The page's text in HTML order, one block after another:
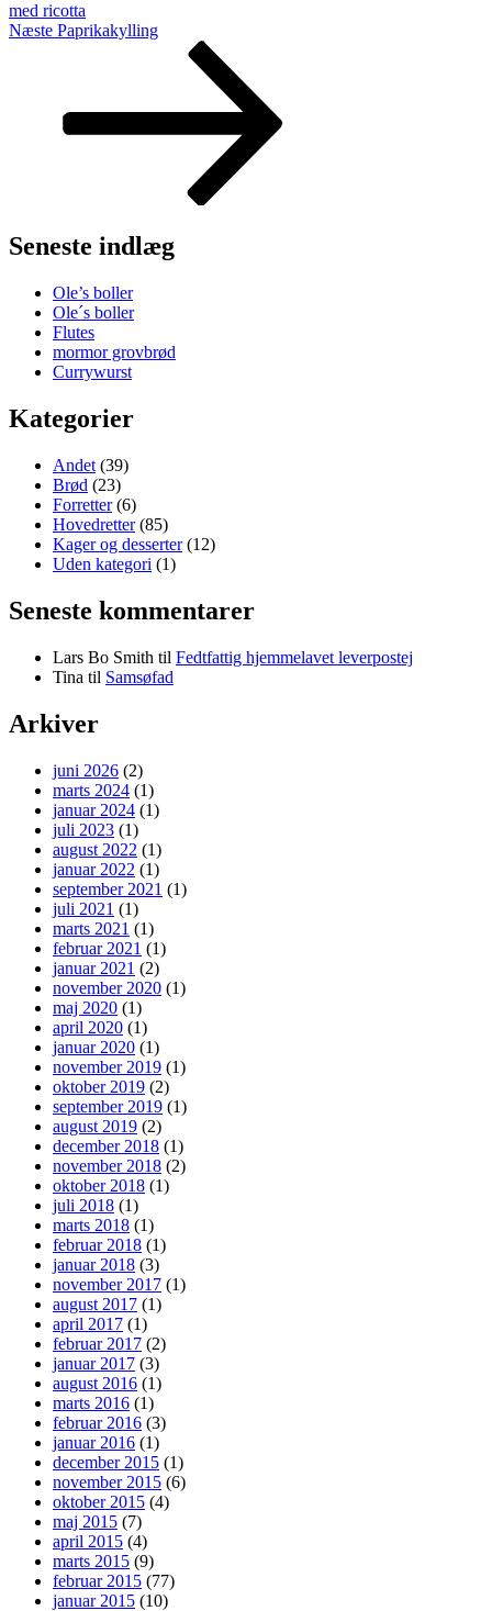
med ricotta
Næste
Næste Paprikakylling
Seneste indlæg
Ole’s boller
Ole´s boller
Flutes
mormor grovbrød
Currywurst
Kategorier
Andet (39)
Brød (23)
Forretter(6)
Hovedretter(85)
Kager og desserter(12)
Uden kategori (1)
Seneste kommentarer
Lars Bo Smith til Fedtfattig hjemmelavet leverpostej
Tina til Samsøfad
Arkiver
juni 2026 (2)
marts 2024 (1)
januar 2024 (1)
juli 2023 (1)
august 2022 (1)
januar 2022 (1)
september 2021 (1)
juli 2021 (1)
marts 2021 (1)
februar 2021 (1)
januar 2021 (2)
november 2020 (1)
maj 2020 (1)
april 2020 (1)
januar 2020 (1)
november 2019 (1)
oktober 2019 (2)
september 2019 (1)
august 2019 (2)
december 2018 (1)
november 2018 (2)
oktober 2018 (1)
juli 2018 (1)
marts 2018 (1)
februar 2018 (1)
januar 2018 (3)
november 2017 (1)
august 2017 (1)
april 2017 (1)
februar 2017 (2)
januar 2017 (3)
august 2016 (1)
marts 2016 (1)
februar 2016 (3)
januar 2016 (1)
december 2015 (1)
november 2015 (6)
oktober 2015 (4)
maj 2015 (7)
april 2015 (4)
marts 2015 (9)
februar 2015 (77)
januar 2015 (10)